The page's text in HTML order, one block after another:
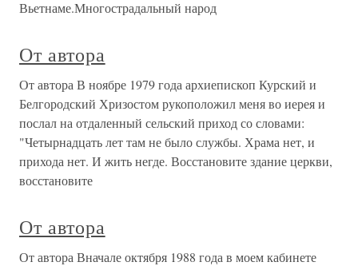
Вьетнаме.Многострадальный народ
От автора
От автора В ноябре 1979 года архиепископ Курский и
Белгородский Хризостом рукоположил меня во иерея и
послал на отдаленный сельский приход со словами:
"Четырнадцать лет там не было службы. Храма нет, и
прихода нет. И жить негде. Восстановите здание церкви,
восстановите
От автора
От автора Вначале октября 1988 года в моем кабинете